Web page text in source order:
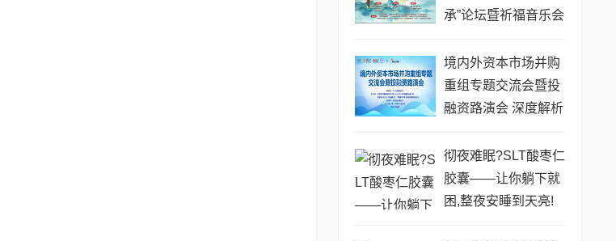
承”论坛暨祈福音乐会
境内外资本市场并购
重组专题交流会暨投
融资路演会 深度解析
级
彻夜难眠?SLT酸枣仁
胶囊——让你躺下就
困,整夜安睡到天亮!